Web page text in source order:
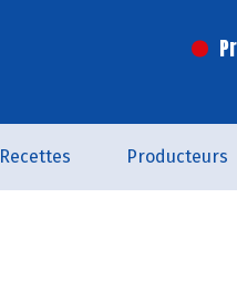
Recettes Producteurs